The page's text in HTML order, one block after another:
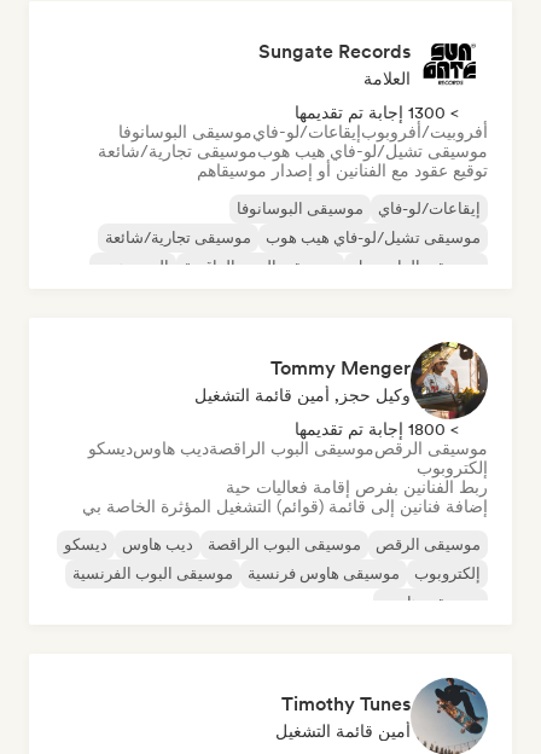
Sungate Records
العلامة
> 1300 إجابة تم تقديمها
أفروبيت/أفروبوبإيقاعات/لو-فايموسيقى البوسانوفا
موسيقى تشيل/لو-فاي هيب هوبموسيقى تجارية/شائعة
توقيع عقود مع الفنانين أو إصدار موسيقاهم
إيقاعات/لو-فاي
موسيقى البوسانوفا
موسيقى تشيل/لو-فاي هيب هوب
موسيقى تجارية/شائعة
موسيقى الدانسهول
موسيقى البوب الراقصة
الهيب هوب
Tommy Menger
وكيل حجز, أمين قائمة التشغيل
> 1800 إجابة تم تقديمها
موسيقى الرقصموسيقى البوب الراقصةديب هاوسديسكو
إلكتروبوب
ربط الفنانين بفرص إقامة فعاليات حية
إضافة فنانين إلى قائمة (قوائم) التشغيل المؤثرة الخاصة بي
موسيقى الرقص موسيقى البوب الراقصة ديب هاوس
ديسكو
إلكتروبوب
موسيقى هاوس فرنسية
موسيقى البوب الفرنسية
موسيقى هاوس
Timothy Tunes
أمين قائمة التشغيل